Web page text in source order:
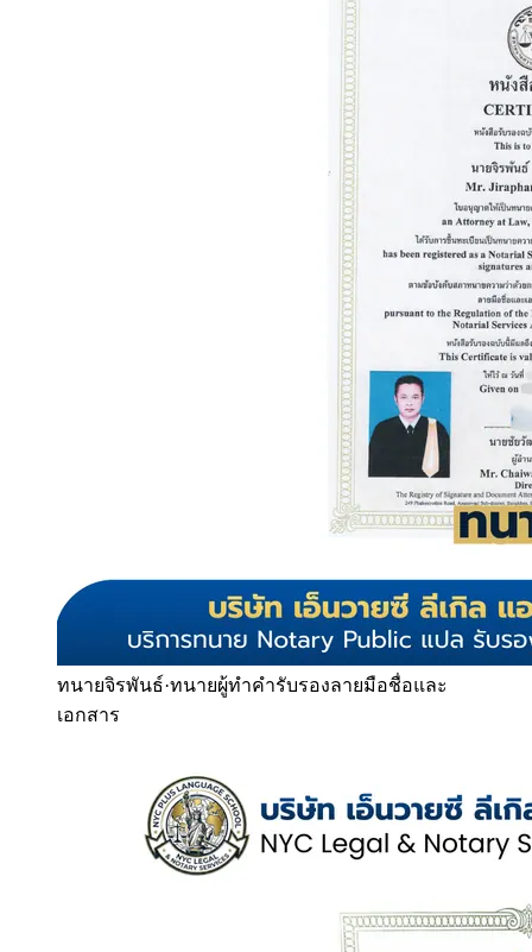
ทนายจิรพันธ์·ทนายผู้ทำคำรับรองลายมือชื่อและ
เอกสาร